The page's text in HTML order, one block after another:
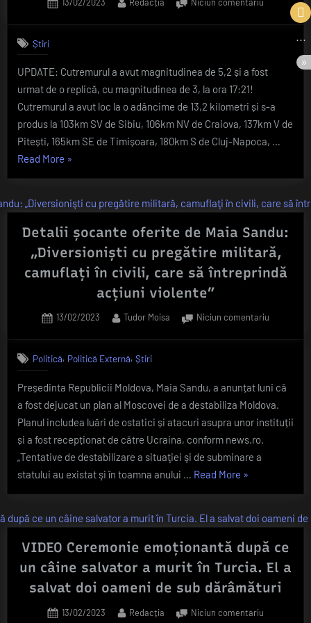
Breaking
sudul
Știri
UPDATE: Cutremurul a avut magnitudinea de 5,2 și a fost
urmat de o replică, cu magnitudinea de 3, la ora 17:21!
Cutremurul a avut loc la o adâncime de 13,2 kilometri și s-a
produs la 103km SV de Sibiu, 106km NV de Craiova, 137km V de
Pitești, 165km SE de Timișoara, 180km S de Cluj-Napoca, …
Read More „Breaking
in
sudul
Romaniei!”
»
Detalii șocante oferite de Maia Sandu:
„Diversionişti cu pregătire militară,
camuflaţi în civili, care să întreprindă
acţiuni violente”
Posted
13/02/2023 By
Tudor Moisa Niciun comentariula
Maia
Sandu:
în
care
acţiuni
violente”
Politică, Politică Externă, Știri
Președinta Republicii Moldova, Maia Sandu, a anunțat luni că
a fost dejucat un plan al Moscovei de a destabiliza Moldova.
Planul includea luări de ostatici și atacuri asupra unor instituții
și a fost recepționat de către Ucraina, conform news.ro.
„Tentative de destabilizare a situaţiei şi de subminare a
statului au existat şi în toamna anului … Read More „Detalii
de
Maia
Sandu:
cu
pregătire
»
VIDEO Ceremonie emoționantă după ce
un câine salvator a murit în Turcia. El a
salvat doi oameni de sub dărâmături
Posted
13/02/2023 By
Redacția Niciun comentariula